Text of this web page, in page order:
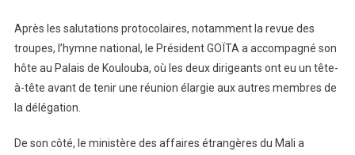
Après les salutations protocolaires, notamment la revue des
troupes, l’hymne national, le Président GOÏTA a accompagné son
hôte au Palais de Koulouba, où les deux dirigeants ont eu un tête-
à-tête avant de tenir une réunion élargie aux autres membres de
la délégation.
De son côté, le ministère des affaires étrangères du Mali a